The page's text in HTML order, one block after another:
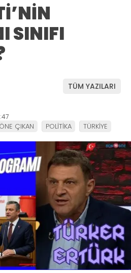
SINIFI
TÜM YAZILARI
ÖNE ÇIKAN POLİTİKA TÜRKİYE